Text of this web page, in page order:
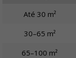
Até 30 m²
30–65 m²
65–100 m²